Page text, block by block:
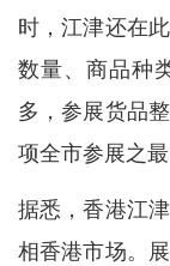
时，江津还在
数量、商品种
多，参展货品
项全市参展之
据悉，香港江
相香港市场。